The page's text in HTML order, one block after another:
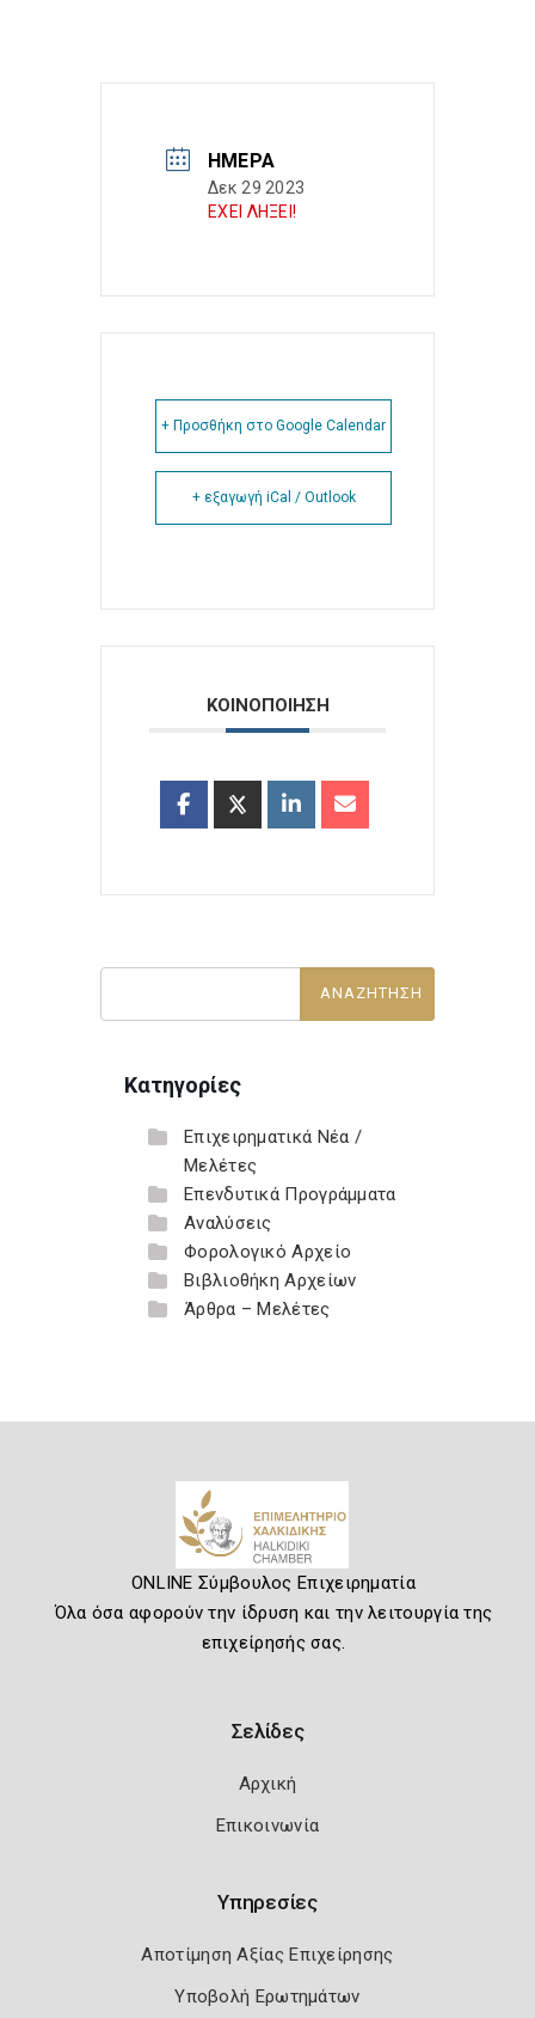
ΗΜΈΡΑ
Δεκ 29 2023
ΕΧΕΙ ΛΗΞΕΙ!
+ Προσθήκη στο Google Calendar
+ εξαγωγή iCal / Outlook
ΚΟΙΝΟΠΟΙΗΣΗ
Κατηγορίες
Επιχειρηματικά Νέα /
Μελέτες
Επενδυτικά Προγράμματα
Αναλύσεις
Φορολογικό Αρχείο
Βιβλιοθήκη Αρχείων
Άρθρα – Μελέτες
ONLINE Σύμβουλος Επιχειρηματία
Όλα όσα αφορούν την ίδρυση και την λειτουργία της
επιχείρησής σας.
Σελίδες
Αρχική
Επικοινωνία
Υπηρεσίες
Αποτίμηση Αξίας Επιχείρησης
Υποβολή Ερωτημάτων